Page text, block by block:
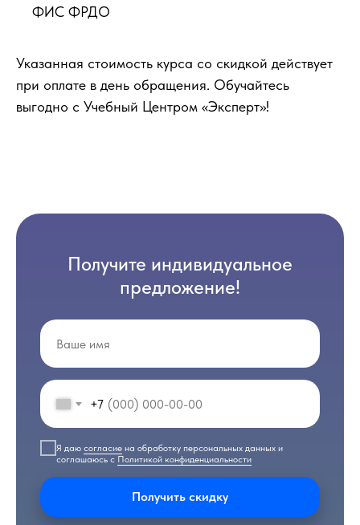
ФИС ФРДО
Указанная стоимость курса со скидкой действует
при оплате в день обращения. Обучайтесь
выгодно с Учебный Центром «Эксперт»!
Получите индивидуальное
предложение!
+7
Я даю согласие на обработку персональных данных и
соглашаюсь с Политикой конфиденциальности
Получить скидку